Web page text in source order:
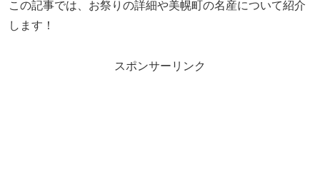
この記事では、お祭りの詳細や美幌町の名産について紹介
します！
スポンサーリンク